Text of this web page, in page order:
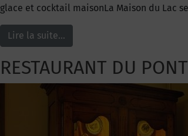
glace et cocktail maisonLa Maison du Lac
Lire la suite…
RESTAURANT DU